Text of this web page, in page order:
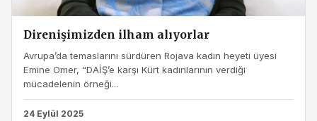
Direnişimizden ilham alıyorlar
Avrupa’da temaslarını sürdüren Rojava kadın heyeti üyesi
Emine Omer, “DAİŞ’e karşı Kürt kadınlarının verdiği
mücadelenin örneği...
24 Eylül 2025